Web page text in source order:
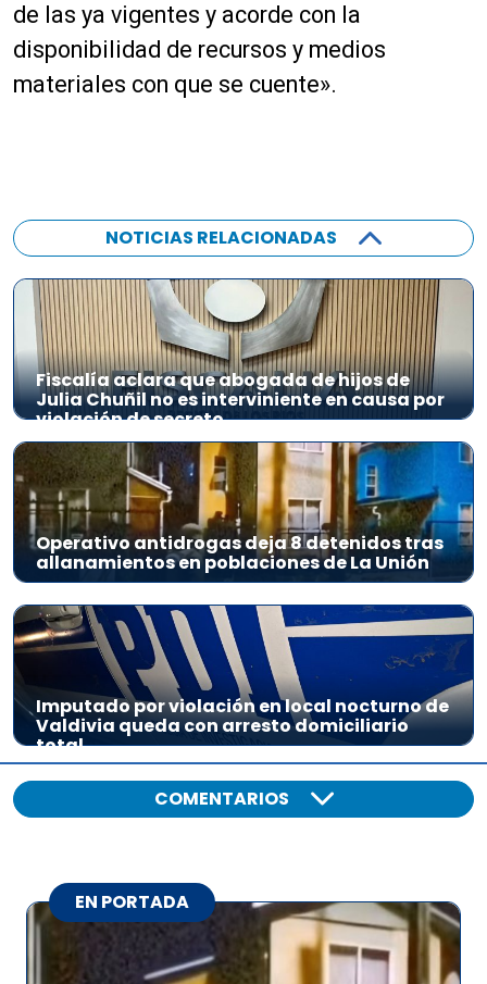
de las ya vigentes y acorde con la
disponibilidad de recursos y medios
materiales con que se cuente».
NOTICIAS RELACIONADAS
Fiscalía aclara que abogada de hijos de
Julia Chuñil no es interviniente en causa por
violación de secreto
Operativo antidrogas deja 8 detenidos tras
allanamientos en poblaciones de La Unión
Imputado por violación en local nocturno de
Valdivia queda con arresto domiciliario
total
COMENTARIOS
EN PORTADA